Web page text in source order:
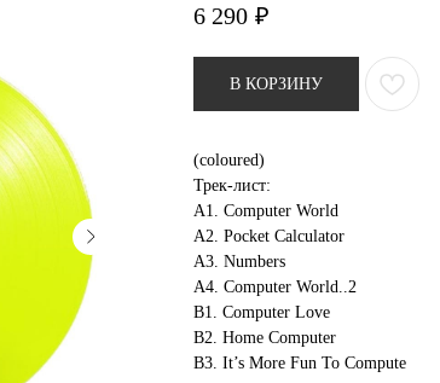
6 290 ₽
В КОРЗИНУ
(coloured)
Трек-лист:
A1. Computer World
A2. Pocket Calculator
A3. Numbers
A4. Computer World..2
B1. Computer Love
B2. Home Computer
B3. It’s More Fun To Compute